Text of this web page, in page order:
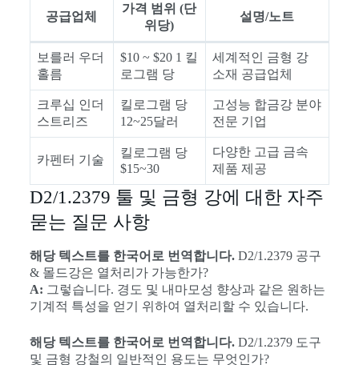
공급업체
가격 범위 (단
위당)
설명/노트
보를러 우더
홀름
$10 ~ $20 1 킬
로그램 당
세계적인 금형 강
소재 공급업체
크루십 인더
스트리즈
킬로그램 당
12~25달러
고성능 합금강 분야
전문 기업
카펜터 기술
킬로그램 당
$15~30
다양한 고급 금속
제품 제공
D2/1.2379 툴 및 금형 강에 대한 자주
묻는 질문 사항
해당 텍스트를 한국어로 번역합니다.D2/1.2379 공구
& 몰드강은 열처리가 가능한가?
A: 그렇습니다. 경도 및 내마모성 향상과 같은 원하는
기계적 특성을 얻기 위하여 열처리할 수 있습니다.
해당 텍스트를 한국어로 번역합니다.D2/1.2379 도구
및 금형 강철의 일반적인 용도는 무엇인가?